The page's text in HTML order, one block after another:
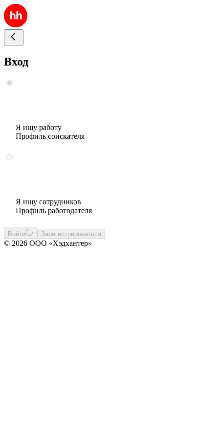
Вход
Я ищу работу
Профиль соискателя
Я ищу сотрудников
Профиль работодателя
Войти Зарегистрироваться
© 2026 ООО «Хэдхантер»